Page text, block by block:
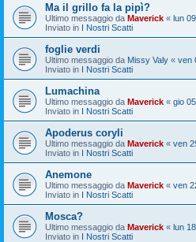
Ma il grillo fa la pipì?
Ultimo messaggio da Maverick « lun
Inviato in I Nostri Scatti
foglie verdi
Ultimo messaggio da Missy Valy « ven
Inviato in I Nostri Scatti
Lumachina
Ultimo messaggio da Maverick « gio
Inviato in I Nostri Scatti
Apoderus coryli
Ultimo messaggio da Maverick « ven
Inviato in I Nostri Scatti
Anemone
Ultimo messaggio da Maverick « ven
Inviato in I Nostri Scatti
Mosca?
Ultimo messaggio da Maverick « lun
Inviato in I Nostri Scatti